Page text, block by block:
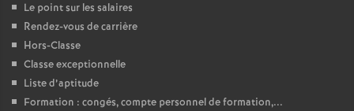
Le point sur les salaires
Rendez-vous de carrière
Hors-Classe
Classe exceptionnelle
Liste d’aptitude
Formation : congés, compte personnel de formation,...